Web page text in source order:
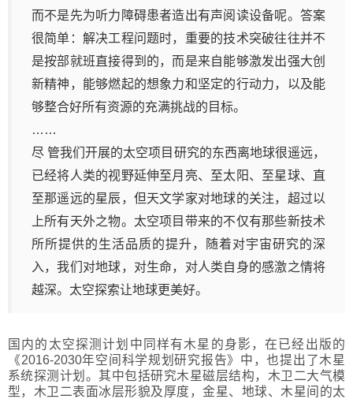
而不是先为听力障碍患者造出有声阅读设备呢。答案
很简单：解决工程问题时，重要的技术突破往往并不
是按部就班直接得到的，而是来自能够激发出强大创
新精神，能够燃起的想象力和坚定的行动力，以及能
够整合好所有资源的充满挑战的目标。
……
尽 管我们开展的太空项目研究的东西离地球很遥远，
已经将人类的视野延伸至月亮、至太阳、至星球、直
至那遥远的星辰，但天文学家对地球的关注，超过以
上所有天外之物。太空项目带来的不仅有那些新技术
所所提供的生活品质的提升，随着对宇宙研究的深
入，我们对地球，对生命，对人类自身的感激之情将
越深。太空探索让地球更美好。
国内的太空探测计划中同样有木星的身影，在已经出版的
《2016-2030年空间科学规划研究报告》中，也提出了木星
系统探测计划。其中包括研究木星磁层结构，木卫二大气模
型，木卫二表面冰层形貌及厚度，金星、地球、木星间的太